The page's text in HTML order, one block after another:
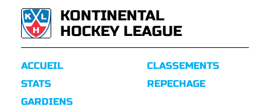
KONTINENTAL
HOCKEY LEAGUE
ACCUEIL
STATS
GARDIENS
CLASSEMENTS
REPECHAGE